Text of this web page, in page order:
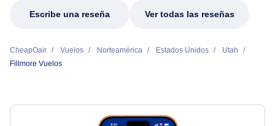
Escribe una reseña Ver todas las reseñas
CheapOair Vuelos Norteamérica Estados Unidos
Utah
Fillmore Vuelos